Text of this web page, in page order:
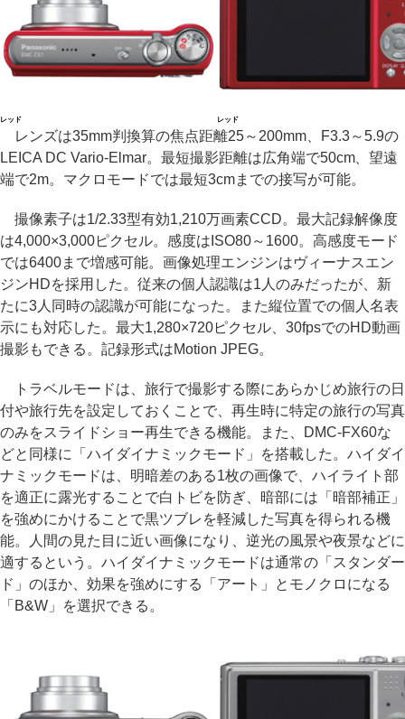
レッド レッド
レンズは35mm判換算の焦点距離25～200mm、F3.3～5.9の
LEICA DC Vario-Elmar。最短撮影距離は広角端で50cm、望遠
端で2m。マクロモードでは最短3cmまでの接写が可能。
撮像素子は1/2.33型有効1,210万画素CCD。最大記録解像度
は4,000×3,000ピクセル。感度はISO80～1600。高感度モード
では6400まで増感可能。画像処理エンジンはヴィーナスエン
ジンHDを採用した。従来の個人認識は1人のみだったが、新
たに3人同時の認識が可能になった。また縦位置での個人名表
示にも対応した。最大1,280×720ピクセル、30fpsでのHD動画
撮影もできる。記録形式はMotion JPEG。
トラベルモードは、旅行で撮影する際にあらかじめ旅行の日
付や旅行先を設定しておくことで、再生時に特定の旅行の写真
のみをスライドショー再生できる機能。また、DMC-FX60な
どと同様に「ハイダイナミックモード」を搭載した。ハイダイ
ナミックモードは、明暗差のある1枚の画像で、ハイライト部
を適正に露光することで白トビを防ぎ、暗部には「暗部補正」
を強めにかけることで黒ツブレを軽減した写真を得られる機
能。人間の見た目に近い画像になり、逆光の風景や夜景などに
適するという。ハイダイナミックモードは通常の「スタンダー
ド」のほか、効果を強めにする「アート」とモノクロになる
「B&W」を選択できる。